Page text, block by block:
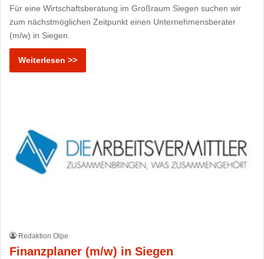
Für eine Wirtschaftsberatung im Großraum Siegen suchen wir
zum nächstmöglichen Zeitpunkt einen Unternehmensberater
(m/w) in Siegen.
Weiterlesen >>
Redaktion Olpe
Finanzplaner (m/w) in Siegen